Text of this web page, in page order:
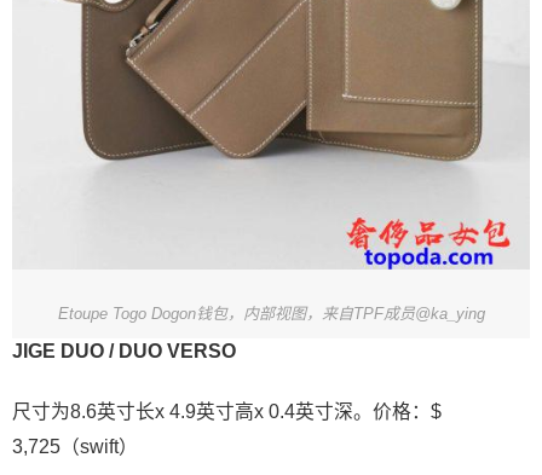
Etoupe Togo Dogon钱包，内部视图，来自TPF成员@ka_ying
JIGE DUO / DUO VERSO
尺寸为8.6英寸长x 4.9英寸高x 0.4英寸深。价格：$
3,725（swift）